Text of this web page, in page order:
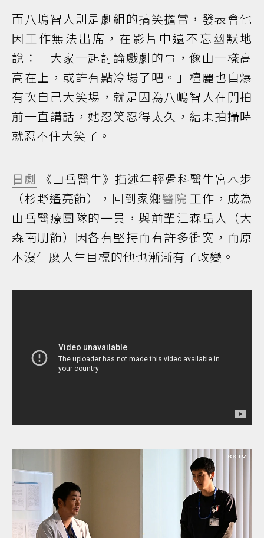
而八嶋智人則是劇組的搞笑擔當，發表會他
因工作無法出席，在影片中還不忘幽默地
說：「大家一起討論戲劇的事，像山一樣高
高在上，或許有點冷場了吧。」檀麗也自爆
有次自己大笑場，就是因為八嶋智人在開拍
前一直講話，她忍笑忍得太久，結果拍攝時
就忍不住大笑了。
日劇 《山岳醫生》描述年輕骨科醫生宮本步
（杉野遙亮飾），回到家鄉醫院 工作，成為
山岳醫療團隊的一員，與前輩江森岳人（大
森南朋飾）因各有堅持而有許多衝突，而原
本沒什麼人生目標的他也漸漸有了改變。